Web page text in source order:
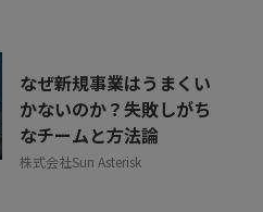
なぜ新規事業はうまくい
かないのか？失敗しがち
なチームと方法論
株式会社Sun Asterisk